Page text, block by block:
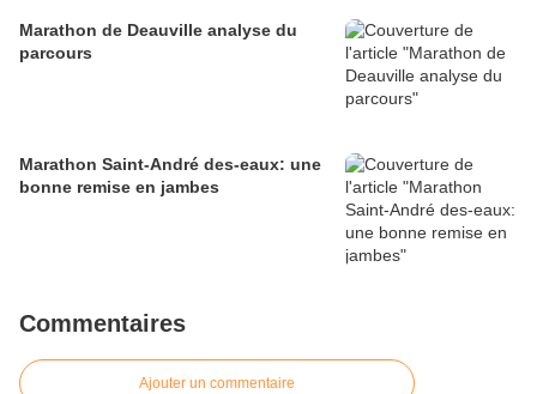
Marathon de Deauville analyse du
parcours
Marathon Saint-André des-eaux: une
bonne remise en jambes
Commentaires
Ajouter un commentaire